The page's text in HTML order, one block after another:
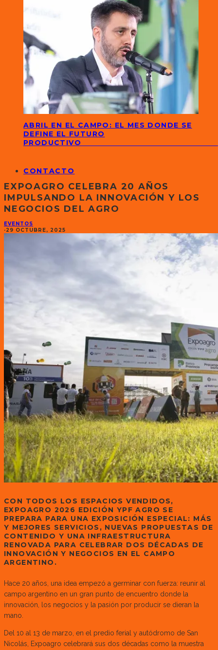
ABRIL EN EL CAMPO: EL MES DONDE SE
DEFINE EL FUTURO
PRODUCTIVO
CONTACTO
EXPOAGRO CELEBRA 20 AÑOS
IMPULSANDO LA INNOVACIÓN Y LOS
NEGOCIOS DEL AGRO
EVENTOS
·29 OCTUBRE, 2025
CON TODOS LOS ESPACIOS VENDIDOS,
EXPOAGRO 2026 EDICIÓN YPF AGRO SE
PREPARA PARA UNA EXPOSICIÓN ESPECIAL: MÁS
Y MEJORES SERVICIOS, NUEVAS PROPUESTAS DE
CONTENIDO Y UNA INFRAESTRUCTURA
RENOVADA PARA CELEBRAR DOS DÉCADAS DE
INNOVACIÓN Y NEGOCIOS EN EL CAMPO
ARGENTINO.
Hace 20 años, una idea empezó a germinar con fuerza: reunir al
campo argentino en un gran punto de encuentro donde la
innovación, los negocios y la pasión por producir se dieran la
mano.
Del 10 al 13 de marzo, en el predio ferial y autódromo de San
Nicolás, Expoagro celebrará sus dos décadas como la muestra